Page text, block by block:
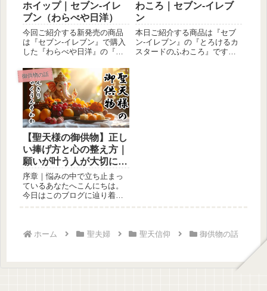
ホイップ｜セブン-イレ
ブン（わらべや日洋）
今回ご紹介する新発売の商品
は『セブン-イレブン』で購入
した『わらべや日洋』の『和
プ』で...
わころ｜セブン-イレブ
ン
本日ご紹介する商品は『セブ
ン-イレブン』の『とろけるカ
スタードのふわころ』です。
御供物の話
【聖天様の御供物】正し
い捧げ方と心の整え方｜
願いが叶う人が大切にし
ていること
序章｜悩みの中で立ち止まっ
ているあなたへこんにちは。
今日はこのブログに辿り着い
ホーム 聖夫婦 聖天信仰 御供物の話